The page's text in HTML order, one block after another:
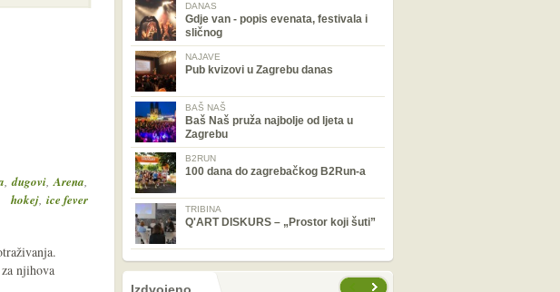
,dugovi,Arena,
hokej, ice fever
njihova
DANAS
Gdje van - popis evenata, festivala i
sličnog
NAJAVE
Pub kvizovi u Zagrebu danas
BAŠ NAŠ
Baš Naš pruža najbolje od ljeta u
Zagrebu
B2RUN
100 dana do zagrebačkog B2Run-a
TRIBINA
Q'ART DISKURS – „Prostor koji šuti”
nema prethodne stranice
sljedeće